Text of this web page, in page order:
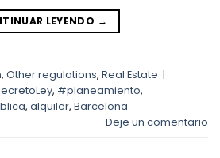
LEYENDO →
, Other regulations, Real Estate |
, #planeamiento,
, alquiler, Barcelona
Deje un comentario